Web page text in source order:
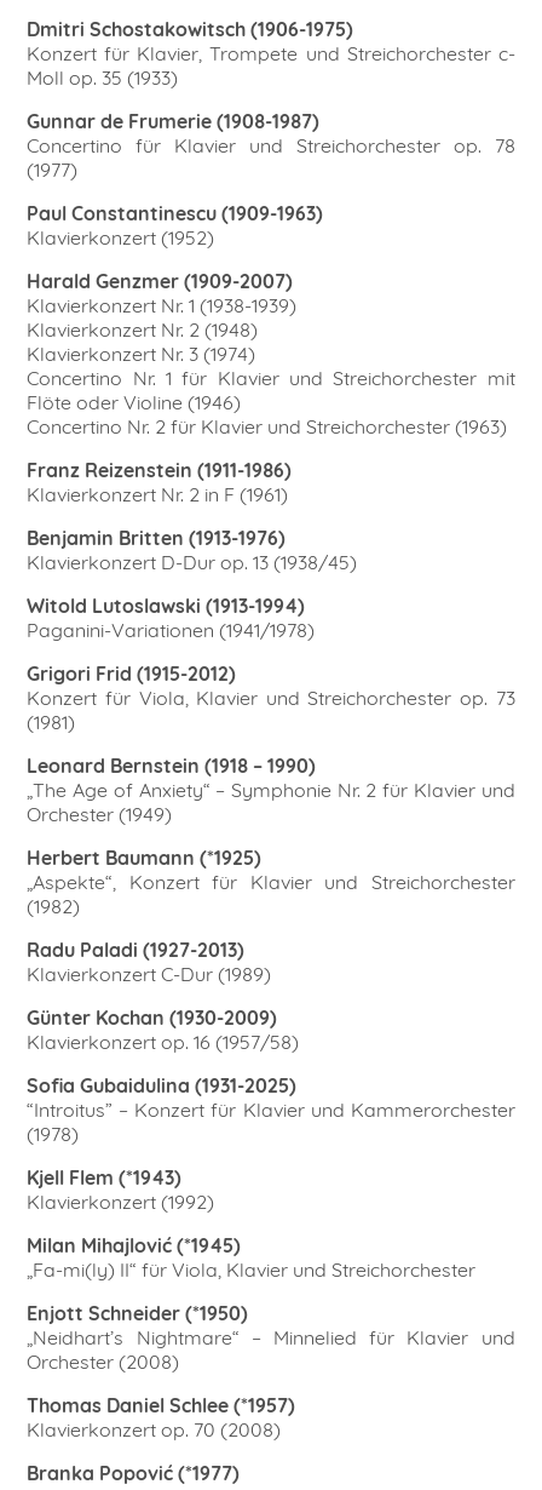
Dmitri Schostakowitsch (1906-1975)
Konzert für Klavier, Trompete und Streichorchester c-
Moll op. 35 (1933)
Gunnar de Frumerie (1908-1987)
Concertino für Klavier und Streichorchester op. 78
(1977)
Paul Constantinescu (1909-1963)
Klavierkonzert (1952)
Harald Genzmer (1909-2007)
Klavierkonzert Nr. 1 (1938-1939)
Klavierkonzert Nr. 2 (1948)
Klavierkonzert Nr. 3 (1974)
Concertino Nr. 1 für Klavier und Streichorchester mit
Flöte oder Violine (1946)
Concertino Nr. 2 für Klavier und Streichorchester (1963)
Franz Reizenstein (1911-1986)
Klavierkonzert Nr. 2 in F (1961)
Benjamin Britten (1913-1976)
Klavierkonzert D-Dur op. 13 (1938/45)
Witold Lutoslawski (1913-1994)
Paganini-Variationen (1941/1978)
Grigori Frid (1915-2012)
Konzert für Viola, Klavier und Streichorchester op. 73
(1981)
Leonard Bernstein (1918 – 1990)
„The Age of Anxiety“ – Symphonie Nr. 2 für Klavier und
Orchester (1949)
Herbert Baumann (*1925)
„Aspekte“, Konzert für Klavier und Streichorchester
(1982)
Radu Paladi (1927-2013)
Klavierkonzert C-Dur (1989)
Günter Kochan (1930-2009)
Klavierkonzert op. 16 (1957/58)
Sofia Gubaidulina (1931-2025)
“Introitus” – Konzert für Klavier und Kammerorchester
(1978)
Kjell Flem (*1943)
Klavierkonzert (1992)
Milan Mihajlović (*1945)
„Fa-mi(ly) II“ für Viola, Klavier und Streichorchester
Enjott Schneider (*1950)
„Neidhart’s Nightmare“ – Minnelied für Klavier und
Orchester (2008)
Thomas Daniel Schlee (*1957)
Klavierkonzert op. 70 (2008)
Branka Popović (*1977)